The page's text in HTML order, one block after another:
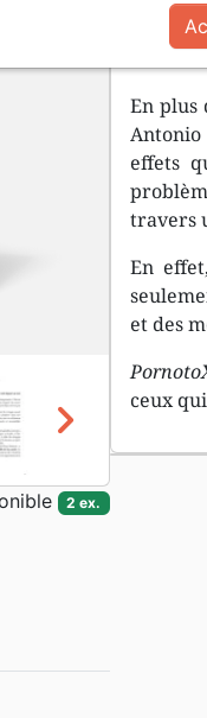
En plus
effets
travers
En
et des
ceux
chevron_right
2 ex.